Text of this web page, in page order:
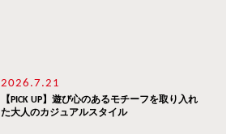
2026.7.21
【PICK UP】遊び心のあるモチーフを取り入れ
た大人のカジュアルスタイル